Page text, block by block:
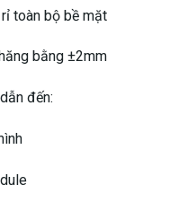
toàn bộ bề mặt
bằng ±2mm
đến: